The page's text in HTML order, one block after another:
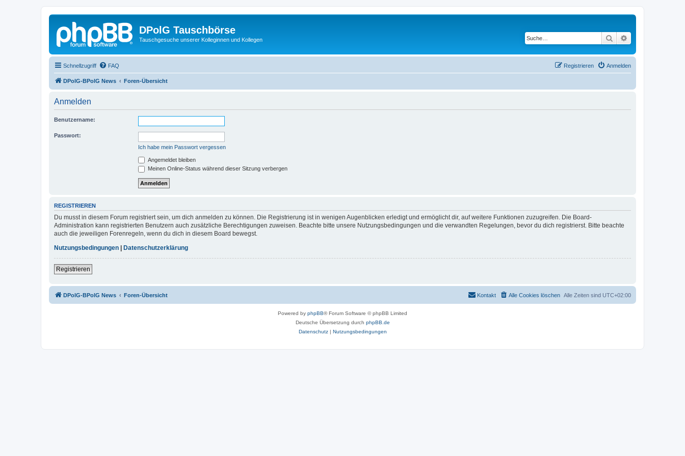
DPolG Tauschbörse
Tauschgesuche unserer Kolleginnen und Kollegen Suche
Schnellzugriff FAQ Anmelden
Registrieren
DPolG-BPolG News Foren-Übersicht
Anmelden
Benutzername:
Passwort:
Ich habe mein Passwort vergessen
Angemeldet bleiben
Meinen Online-Status während dieser Sitzung verbergen
REGISTRIEREN
Du musst in diesem Forum registriert sein, um dich anmelden zu können. Die Registrierung ist in wenigen Augenblicken erledigt und ermöglicht dir, auf weitere Funktionen zuzugreifen. Die Board-
Administration kann registrierten Benutzern auch zusätzliche Berechtigungen zuweisen. Beachte bitte unsere Nutzungsbedingungen und die verwandten Regelungen, bevor du dich registrierst. Bitte beachte
auch die jeweiligen Forenregeln, wenn du dich in diesem Board bewegst.
Nutzungsbedingungen
Datenschutzerklärung
Registrieren
DPolG-BPolG News Foren-Übersicht Alle Zeiten sind UTC+02:00
Alle Cookies löschen
Kontakt
Powered by phpBB® Forum Software © phpBB Limited
Deutsche Übersetzung durch phpBB.de
Datenschutz| Nutzungsbedingungen